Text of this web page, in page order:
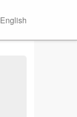
English